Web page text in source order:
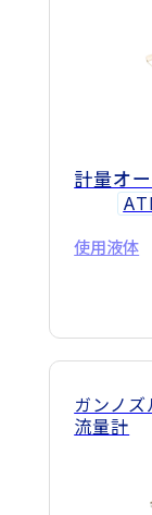
計量オ
使用液体
ガンノズ
流量計